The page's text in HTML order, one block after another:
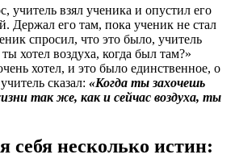
учитель взял ученика и опустил его
Держал его там, пока ученик не стал
спросил, что это было, учитель
хотел воздуха, когда был там?»
хотел, и это было единственное, о
сказал: «Когда ты захочешь
так же, как и сейчас воздуха, ты
себя несколько истин: